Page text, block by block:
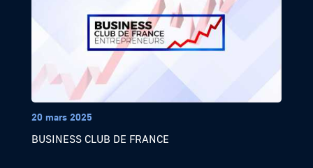
20 mars 2025
BUSINESS CLUB DE FRANCE